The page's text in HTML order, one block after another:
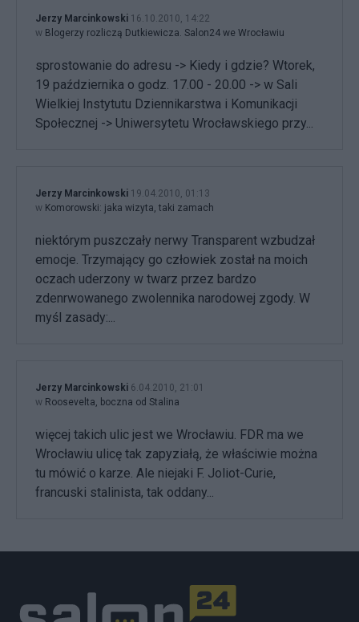
Jerzy Marcinkowski 16.10.2010, 14:22
w Blogerzy rozliczą Dutkiewicza. Salon24 we Wrocławiu
sprostowanie do adresu -> Kiedy i gdzie? Wtorek,
19 października o godz. 17.00 - 20.00 -> w Sali
Wielkiej Instytutu Dziennikarstwa i Komunikacji
Społecznej -> Uniwersytetu Wrocławskiego przy...
Jerzy Marcinkowski 19.04.2010, 01:13
w Komorowski: jaka wizyta, taki zamach
niektórym puszczały nerwy Transparent wzbudzał
emocje. Trzymający go człowiek został na moich
oczach uderzony w twarz przez bardzo
zdenrwowanego zwolennika narodowej zgody. W
myśl zasady:...
Jerzy Marcinkowski 6.04.2010, 21:01
w Roosevelta, boczna od Stalina
więcej takich ulic jest we Wrocławiu. FDR ma we
Wrocławiu ulicę tak zapyziałą, że właściwie można
tu mówić o karze. Ale niejaki F. Joliot-Curie,
francuski stalinista, tak oddany...